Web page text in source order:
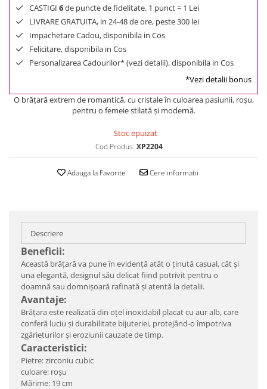
CASTIGI 6de puncte de fidelitate. 1 punct = 1 Lei
LIVRARE GRATUITA, in 24-48 de ore, peste 300 lei
Impachetare Cadou, disponibila in Cos
Felicitare, disponibila in Cos
Personalizarea Cadourilor* (vezi detalii), disponibila in Cos
*Vezi detalii bonus
O brățară extrem de romantică, cu cristale în culoarea pasiunii, roșu,
pentru o femeie stilată și modernă.
Stoc epuizat
Cod Produs: XP2204
Adauga la Favorite Cere informatii
Descriere
Beneficii:
Această brățară va pune în evidență atât o ținută casual, cât și
una elegantă, designul său delicat fiind potrivit pentru o
doamnă sau domnișoară rafinată și atentă la detalii.
Avantaje:
Brățara este realizată din oțel inoxidabil placat cu aur alb, care
conferă luciu și durabilitate bijuteriei, protejând-o împotriva
zgârieturilor și eroziunii cauzate de timp.
Caracteristici:
Pietre: zirconiu cubic
culoare: roșu
Mărime: 19 cm